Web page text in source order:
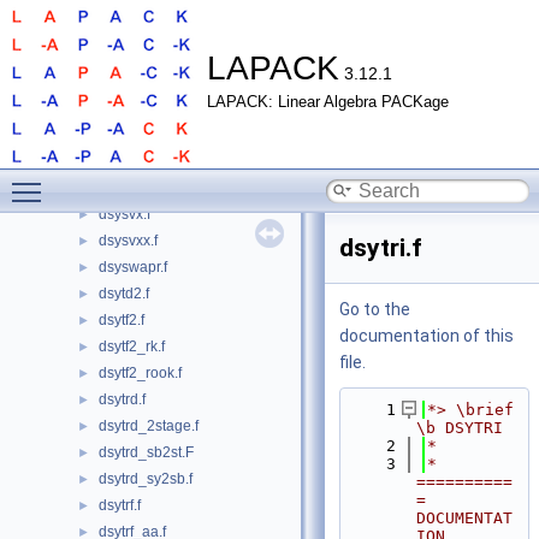
LAPACK 3.12.1
LAPACK: Linear Algebra PACKage
► dsyrfsx.f
► dsysv.f
► dsysv_aa.f
► dsysv_aa_2stage.f
► dsysv_rk.f
► dsysvx.f
► dsysvxx.f
► dsyswapr.f
► dsytd2.f
► dsytf2.f
► dsytf2_rk.f
► dsytf2_rook.f
► dsytrd.f
► dsytrd_2stage.f
► dsytrd_sb2st.F
► dsytrd_sy2sb.f
► dsytrf.f
► dsytrf_aa.f
dsytri.f
Go to the
documentation of this
file.
    1
*> \brief
\b DSYTRI
    2
*
    3
*
==========
=
DOCUMENTAT